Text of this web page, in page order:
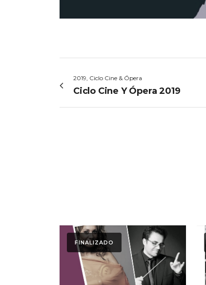
2019, Ciclo Cine & Ópera
Ciclo Cine Y Ópera 2019
FINALIZADO